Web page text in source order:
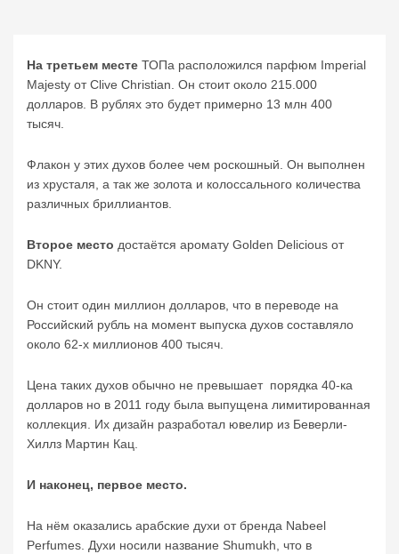
На третьем месте ТОПа расположился парфюм Imperial
Majesty от Clive Christian. Он стоит около 215.000
долларов. В рублях это будет примерно 13 млн 400
тысяч.
Флакон у этих духов более чем роскошный. Он выполнен
из хрусталя, а так же золота и колоссального количества
различных бриллиантов.
Второе место достаётся аромату Golden Delicious от
DKNY.
Он стоит один миллион долларов, что в переводе на
Российский рубль на момент выпуска духов составляло
около 62-х миллионов 400 тысяч.
Цена таких духов обычно не превышает порядка 40-ка
долларов но в 2011 году была выпущена лимитированная
коллекция. Их дизайн разработал ювелир из Беверли-
Хиллз Мартин Кац.
И наконец, первое место.
На нём оказались арабские духи от бренда Nabeel
Perfumes. Духи носили название Shumukh, что в